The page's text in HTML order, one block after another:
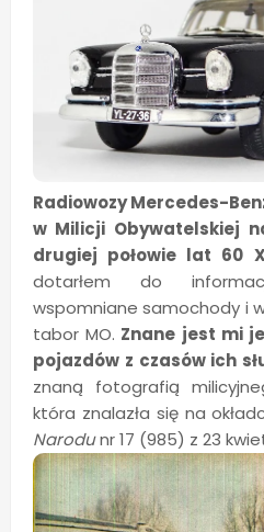
Radiowozy Mercedes-
w Milicji Obywatelskiej
drugiej połowie lat 60
dotarłem do
wspomniane samochody i
tabor MO. Znane jest mi
pojazdów z czasów ich
znaną fotografią
która znalazła się na
Narodunr 17 (985) z 23